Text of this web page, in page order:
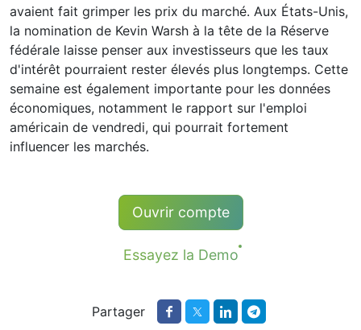
avaient fait grimper les prix du marché. Aux États-Unis,
la nomination de Kevin Warsh à la tête de la Réserve
fédérale laisse penser aux investisseurs que les taux
d'intérêt pourraient rester élevés plus longtemps. Cette
semaine est également importante pour les données
économiques, notamment le rapport sur l'emploi
américain de vendredi, qui pourrait fortement
influencer les marchés.
Ouvrir compte
Essayez la Demo
Partager